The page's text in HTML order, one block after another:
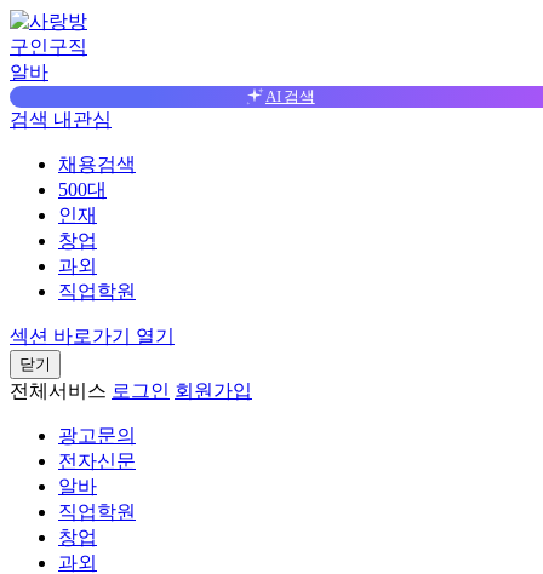
구인구직
알바
AI 검색
검색 내관심
채용검색
500대
인재
창업
과외
직업학원
섹션 바로가기 열기
닫기
전체서비스 로그인 회원가입
광고문의
전자신문
알바
직업학원
창업
과외